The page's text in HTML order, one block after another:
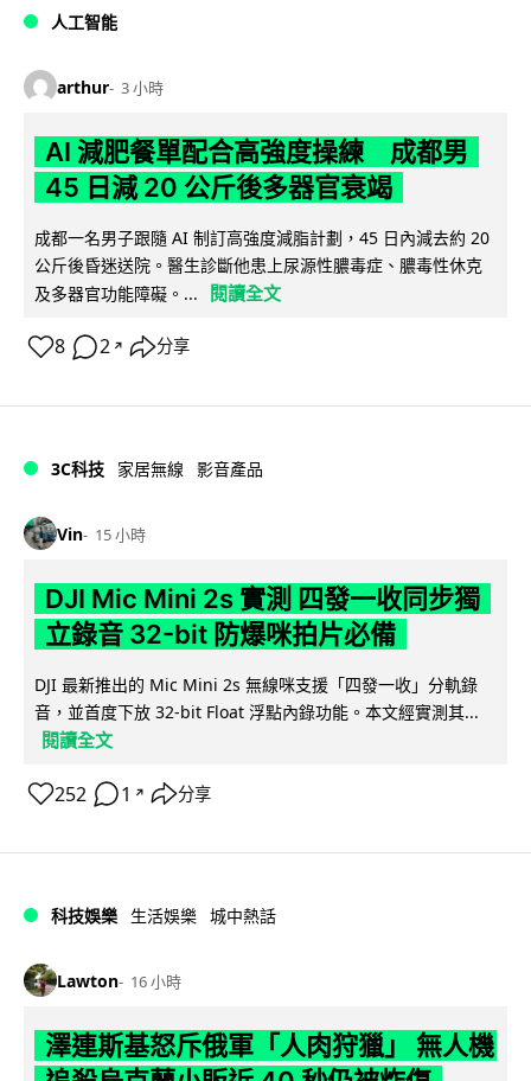
人工智能
arthur 3 小時
AI 減肥餐單配合高強度操練 成都男
45 日減 20 公斤後多器官衰竭
成都一名男子跟隨 AI 制訂高強度減脂計劃，45 日內減去約 20
公斤後昏迷送院。醫生診斷他患上尿源性膿毒症、膿毒性休克
及多器官功能障礙。...
閱讀全文
8 2 ↗ 分享
3C科技 家居無線 影音產品
Vin 15 小時
DJI Mic Mini 2s 實測 四發一收同步獨
立錄音 32-bit 防爆咪拍片必備
DJI 最新推出的 Mic Mini 2s 無線咪支援「四發一收」分軌錄
音，並首度下放 32-bit Float 浮點內錄功能。本文經實測其...
閱讀全文
252 1 ↗ 分享
科技娛樂 生活娛樂 城中熱話
Lawton 16 小時
澤連斯基怒斥俄軍「人肉狩獵」 無人機